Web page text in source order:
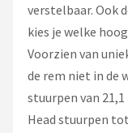
verstelbaar. Ook
kies je welke
Voorzien van
de rem niet in de
stuurpen van
Head stuurpen